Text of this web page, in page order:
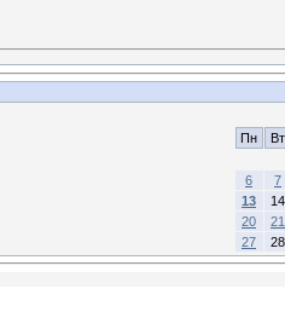
Пн Вт
6
7
13
14
20
21
27
28